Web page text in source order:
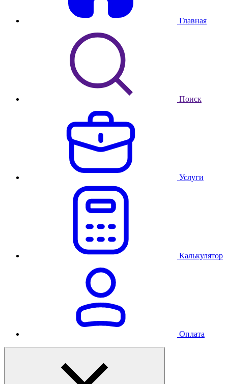
Главная
Поиск
Услуги
Калькулятор
Оплата